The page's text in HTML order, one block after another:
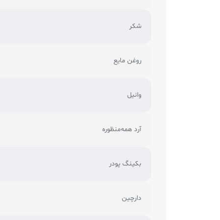
شکر
روغن مایع
وانیل
آرد همه‌منظوره
بکینگ پودر
دارچین